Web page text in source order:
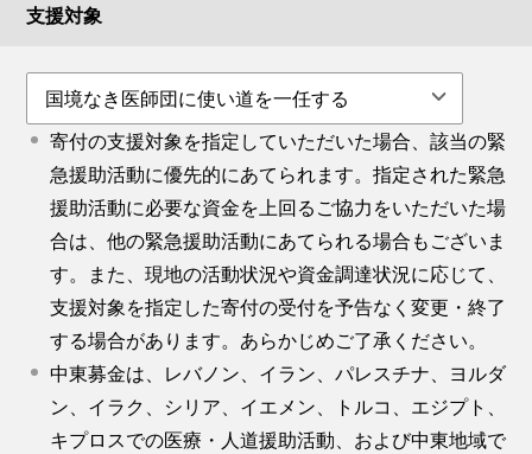
支援対象
寄付の支援対象を指定していただいた場合、該当の緊
急援助活動に優先的にあてられます。指定された緊急
援助活動に必要な資金を上回るご協力をいただいた場
合は、他の緊急援助活動にあてられる場合もございま
す。また、現地の活動状況や資金調達状況に応じて、
支援対象を指定した寄付の受付を予告なく変更・終了
する場合があります。あらかじめご了承ください。
中東募金は、レバノン、イラン、パレスチナ、ヨルダ
ン、イラク、シリア、イエメン、トルコ、エジプト、
キプロスでの医療・人道援助活動、および中東地域で